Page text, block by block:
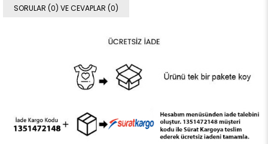
SORULAR (0) VE CEVAPLAR (0)